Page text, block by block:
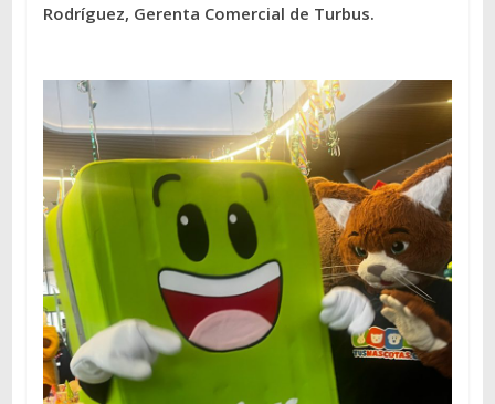
Rodríguez, Gerenta Comercial de Turbus.